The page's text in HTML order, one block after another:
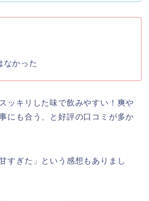
なかった
ッキリした味で飲みやすい！爽や
にも合う、と好評の口コミが多か
すぎた」という感想もありまし